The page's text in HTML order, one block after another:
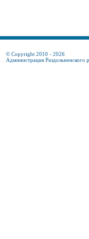
© Copyright 2010 - 2026
Администрация Раздольненского